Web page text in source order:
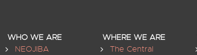
WHO WE ARE
NEOJIBA
WHERE WE ARE
The Central